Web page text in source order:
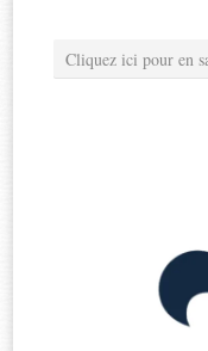
Cliquez ici pour en